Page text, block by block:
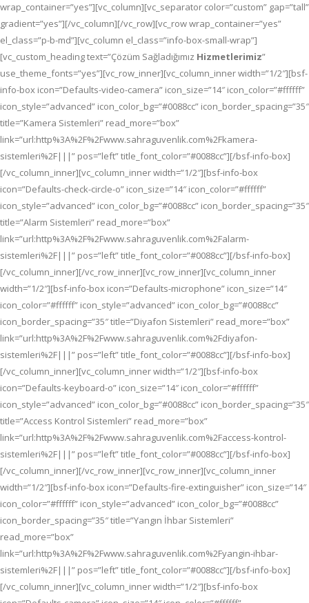
wrap_container=”yes”][vc_column][vc_separator color=”custom” gap=”tall”
gradient=”yes”][/vc_column][/vc_row][vc_row wrap_container=”yes”
el_class=”p-b-md”][vc_column el_class=”info-box-small-wrap”]
[vc_custom_heading text=”Çözüm Sağladığımız Hizmetlerimiz”
use_theme_fonts=”yes”][vc_row_inner][vc_column_inner width=”1/2″][bsf-
info-box icon=”Defaults-video-camera” icon_size=”14″ icon_color=”#ffffff”
icon_style=”advanced” icon_color_bg=”#0088cc” icon_border_spacing=”35″
title=”Kamera Sistemleri” read_more=”box”
link=”url:http%3A%2F%2Fwww.sahraguvenlik.com%2Fkamera-
sistemleri%2F|||” pos=”left” title_font_color=”#0088cc”][/bsf-info-box]
[/vc_column_inner][vc_column_inner width=”1/2″][bsf-info-box
icon=”Defaults-check-circle-o” icon_size=”14″ icon_color=”#ffffff”
icon_style=”advanced” icon_color_bg=”#0088cc” icon_border_spacing=”35″
title=”Alarm Sistemleri” read_more=”box”
link=”url:http%3A%2F%2Fwww.sahraguvenlik.com%2Falarm-
sistemleri%2F|||” pos=”left” title_font_color=”#0088cc”][/bsf-info-box]
[/vc_column_inner][/vc_row_inner][vc_row_inner][vc_column_inner
width=”1/2″][bsf-info-box icon=”Defaults-microphone” icon_size=”14″
icon_color=”#ffffff” icon_style=”advanced” icon_color_bg=”#0088cc”
icon_border_spacing=”35″ title=”Diyafon Sistemleri” read_more=”box”
link=”url:http%3A%2F%2Fwww.sahraguvenlik.com%2Fdiyafon-
sistemleri%2F|||” pos=”left” title_font_color=”#0088cc”][/bsf-info-box]
[/vc_column_inner][vc_column_inner width=”1/2″][bsf-info-box
icon=”Defaults-keyboard-o” icon_size=”14″ icon_color=”#ffffff”
icon_style=”advanced” icon_color_bg=”#0088cc” icon_border_spacing=”35″
title=”Access Kontrol Sistemleri” read_more=”box”
link=”url:http%3A%2F%2Fwww.sahraguvenlik.com%2Faccess-kontrol-
sistemleri%2F|||” pos=”left” title_font_color=”#0088cc”][/bsf-info-box]
[/vc_column_inner][/vc_row_inner][vc_row_inner][vc_column_inner
width=”1/2″][bsf-info-box icon=”Defaults-fire-extinguisher” icon_size=”14″
icon_color=”#ffffff” icon_style=”advanced” icon_color_bg=”#0088cc”
icon_border_spacing=”35″ title=”Yangın İhbar Sistemleri”
read_more=”box”
link=”url:http%3A%2F%2Fwww.sahraguvenlik.com%2Fyangin-ihbar-
sistemleri%2F|||” pos=”left” title_font_color=”#0088cc”][/bsf-info-box]
[/vc_column_inner][vc_column_inner width=”1/2″][bsf-info-box